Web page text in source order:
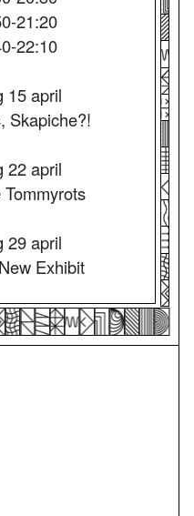
21:20
22:10
15 april
Skapiche?!
22 april
29 april
Exhibit